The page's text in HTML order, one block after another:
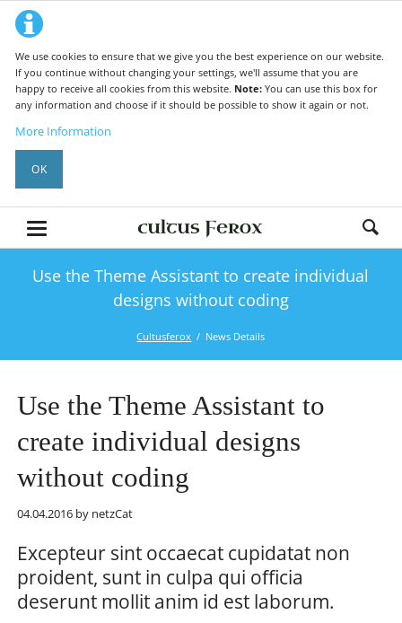
We use cookies to ensure that we give you the best experience on our website.
If you continue without changing your settings, we'll assume that you are
happy to receive all cookies from this website. Note:You can use this box for
any information and choose if it should be possible to show it again or not.
More Information
OK
Use the Theme Assistant to create individual
designs without coding
Cultusferox News Details
Use the Theme Assistant to
create individual designs
without coding
04.04.2016by netzCat
Excepteur sint occaecat cupidatat non
proident, sunt in culpa qui officia
deserunt mollit anim id est laborum.